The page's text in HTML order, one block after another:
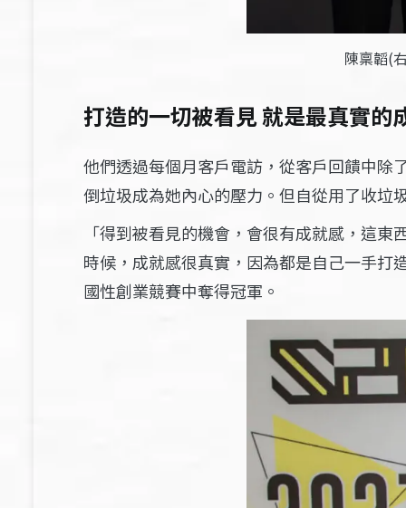
陳稟韜(
打造的一切被看見 就是最真實的
他們透過每個月客戶電訪，從客戶回饋中除
倒垃圾成為她內心的壓力。但自從用了收垃
「得到被看見的機會，會很有成就感，這
時候，成就感很真實，因為都是自己一手打
國性創業競賽中奪得冠軍。